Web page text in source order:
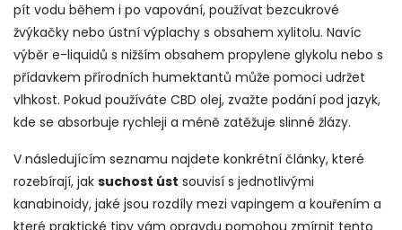
pít vodu během i po vapování, používat bezcukrové
žvýkačky nebo ústní výplachy s obsahem xylitolu. Navíc
výběr e-liquidů s nižším obsahem propylene glykolu nebo s
přídavkem přírodních humektantů může pomoci udržet
vlhkost. Pokud používáte CBD olej, zvažte podání pod jazyk,
kde se absorbuje rychleji a méně zatěžuje slinné žlázy.
V následujícím seznamu najdete konkrétní články, které
rozebírají, jak suchost úst souvisí s jednotlivými
kanabinoidy, jaké jsou rozdíly mezi vapingem a kouřením a
které praktické tipy vám opravdu pomohou zmírnit tento